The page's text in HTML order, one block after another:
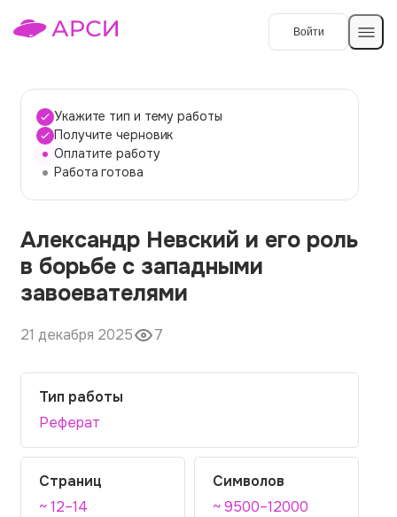
Войти
Темы работ
О сервисе
О компании
Наши гарантии
Вопросы и ответы
Контакты
Укажите тип и тему работы
Получите черновик
Оплатите работу
Работа готова
Александр Невский и его роль
в борьбе с западными
завоевателями
21 декабря 2025 7
Тип работы
Реферат
Страниц
~ 12–14
Символов
~ 9500–12000